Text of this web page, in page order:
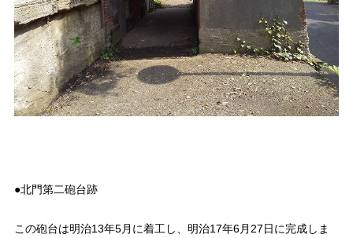
●北門第二砲台跡
この砲台は明治13年5月に着工し、明治17年6月27日に完成しま